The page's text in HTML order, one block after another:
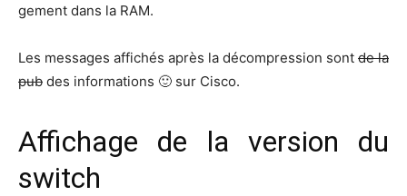
ge­ment dans la RAM.
Les mes­sages affi­chés après la décom­pres­sion sont de la
pub des infor­ma­tions 🙂 sur Cisco.
Affichage de la version du
switch